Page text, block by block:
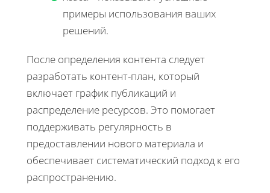
примеры использования ваших
решений.
После определения контента следует
разработать контент-план, который
включает график публикаций и
распределение ресурсов. Это помогает
поддерживать регулярность в
предоставлении нового материала и
обеспечивает систематический подход к его
распространению.